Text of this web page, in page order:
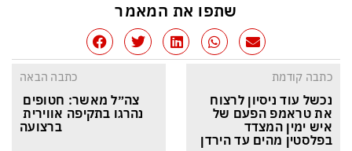
שתפו את המאמר
כתבה קודמת
נכשל עוד ניסיון לרצוח
את טראמפ הפעם של
איש ימין המצדד
בפלסטין מהים עד הירדן
כתבה הבאה
צה״ל מאשר: חטופים
נהרגו בתקיפה אווירית
ברצועה